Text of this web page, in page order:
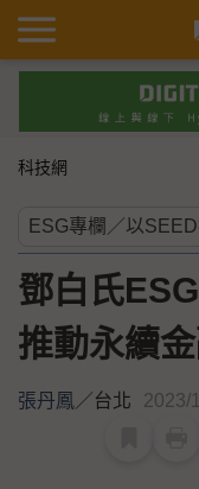
科技網
鄧白氏
推動永續
張丹鳳／台北 2023/